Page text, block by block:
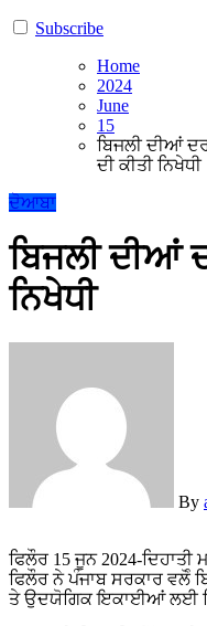
Subscribe
Home
2024
June
15
ਬਿਜਲੀ ਦੀਆਂ
ਦੀ ਕੀਤੀ ਨਿਖੇਧੀ
ਦੋਆਬਾ
ਬਿਜਲੀ ਦੀਆਂ
ਨਿਖੇਧੀ
By
ਫਿਲੌਰ 15 ਜੂਨ 2024-ਦਿਹਾਤੀ ਮਜ਼ਦੂਰ ਸਭਾ ਦੇ ਜ਼ਿਲ੍ਹਾ ਸਕੱਤਰ ਪਰਮਜੀਤ ਰੰਧਾਵਾ ਅਤੇ ਮਨਰੇਗਾ ਵਰਕਰਜ਼ ਯੂਨੀਅਨ ਦੇ ਸੂਬਾ ਆਗੂ ਕਾਮਰੇਡ ਜਰਨੈਲ
ਫਿਲੌਰ ਨੇ ਪੰਜਾਬ ਸਰਕਾਰ ਵਲੋੰ
ਤੇ ਉਦਯੋਗਿਕ ਇਕਾਈਆਂ ਲਈ